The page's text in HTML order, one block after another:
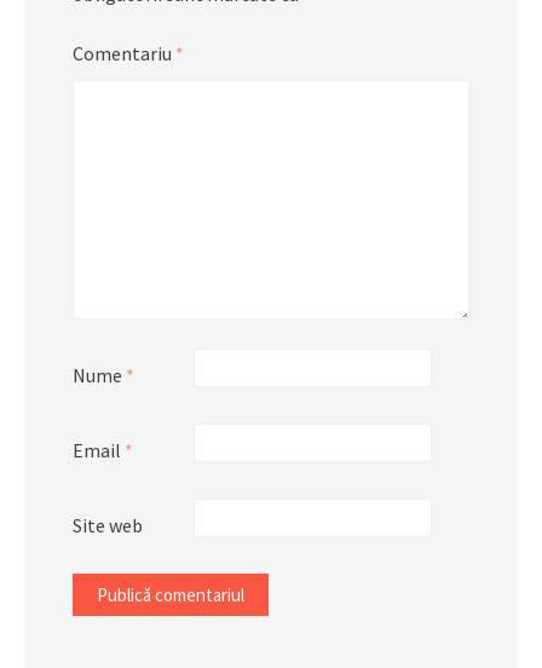
Comentariu *
Nume *
Email *
Site web